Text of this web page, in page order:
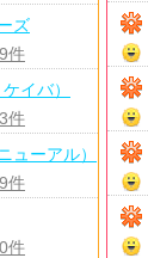
ズ
件
イバ）
件
ューアル）
件
件